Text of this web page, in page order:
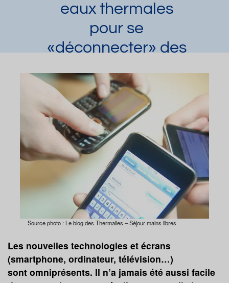
eaux thermales
pour se
«déconnecter» des
retrouver la
sérénité
Article publié parLaura Dupuy
le 22/08/2017
et mis à jour le 06/07/2023
Mini cure thermale
Demander une documentation
Source photo : Le blog des Thermalies – Séjour mains libres
Les nouvelles technologies et écrans
(smartphone, ordinateur, télévision…)
sont omniprésents. Il n’a jamais été aussi facile